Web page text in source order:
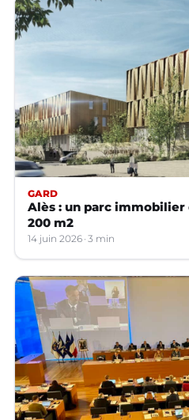
GARD
Alès : un parc immobilier
200 m2
14 juin 2026 3 min